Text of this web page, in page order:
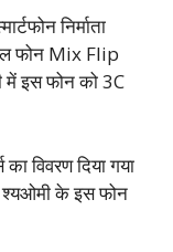
निर्माता
फोन Mix Flip
में इस फोन को 3C
विवरण दिया गया
श्यओमी के इस फोन